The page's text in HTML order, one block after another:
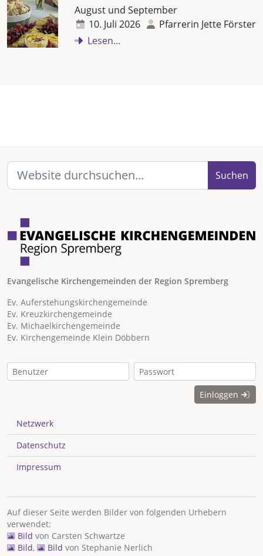
August und September
10. Juli 2026
Pfarrerin Jette Förster
Lesen...
Suchen
Evangelische Kirchengemeinden der Region Spremberg
Ev. Auferstehungskirchengemeinde
Ev. Kreuzkirchengemeinde
Ev. Michaelkirchengemeinde
Ev. Kirchengemeinde Klein Döbbern
Einloggen
Netzwerk
Datenschutz
Impressum
Auf dieser Seite werden Bilder von folgenden Urhebern
verwendet:
Bild von Carsten Schwartze
Bild, Bild von Stephanie Nerlich